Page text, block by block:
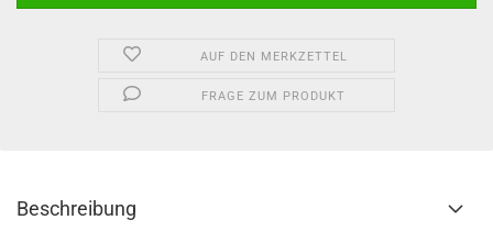
AUF DEN MERKZETTEL
FRAGE ZUM PRODUKT
Beschreibung